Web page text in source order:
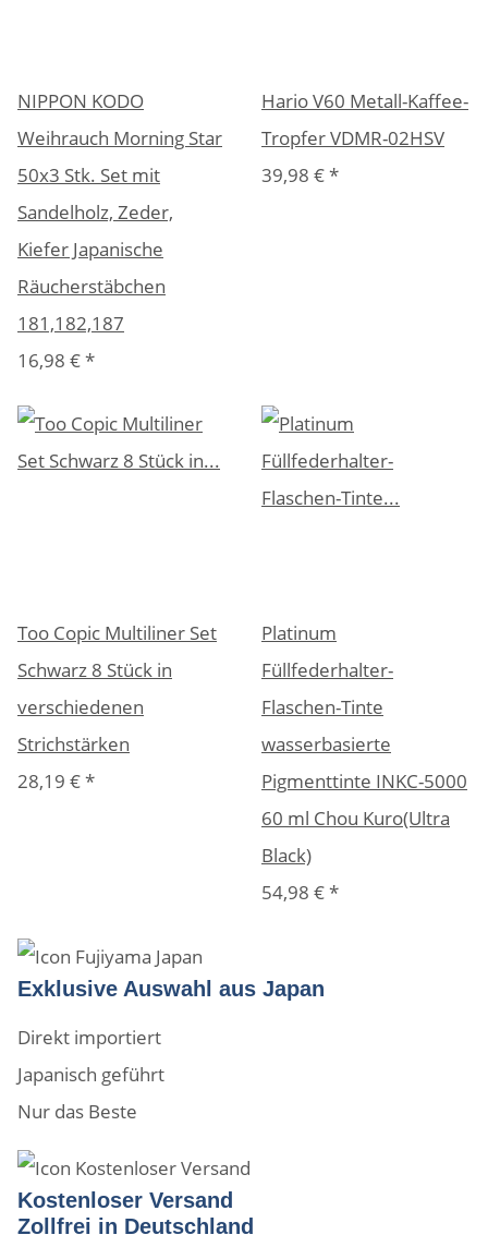
NIPPON KODO
Weihrauch Morning Star
50x3 Stk. Set mit
Sandelholz, Zeder,
Kiefer Japanische
Räucherstäbchen
181,182,187
16,98 €*
Hario V60 Metall-Kaffee-
Tropfer VDMR-02HSV
39,98 €*
Too Copic Multiliner Set
Schwarz 8 Stück in
verschiedenen
Strichstärken
28,19 €*
Platinum
Füllfederhalter-
Flaschen-Tinte
wasserbasierte
Pigmenttinte INKC-5000
60 ml Chou Kuro(Ultra
Black)
54,98 €*
Exklusive Auswahl aus Japan
Direkt importiert
Japanisch geführt
Nur das Beste
Kostenloser Versand
Zollfrei in Deutschland